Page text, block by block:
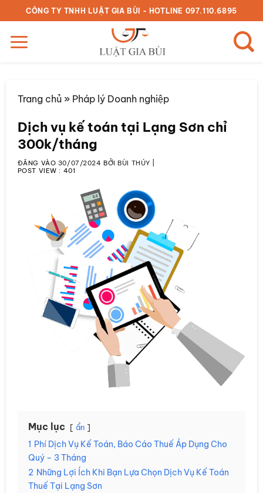
qua
nội
dung
CÔNG TY TNHH LUẬT GIA BÙI - HOTLINE 097.110.6895
Trang chủ» Pháp lý Doanh nghiệp
Dịch vụ kế toán tại Lạng Sơn chỉ
300k/tháng
ĐĂNG VÀO 30/07/2024 BỞIBÙI THÚY
POST VIEW : 401
Mục lục ẩn
1 Phí Dịch Vụ Kế Toán, Báo Cáo Thuế Áp Dụng Cho
Quý – 3 Tháng
2 Những Lợi Ích Khi Bạn Lựa Chọn Dịch Vụ Kế Toán
Thuế Tại Lạng Sơn